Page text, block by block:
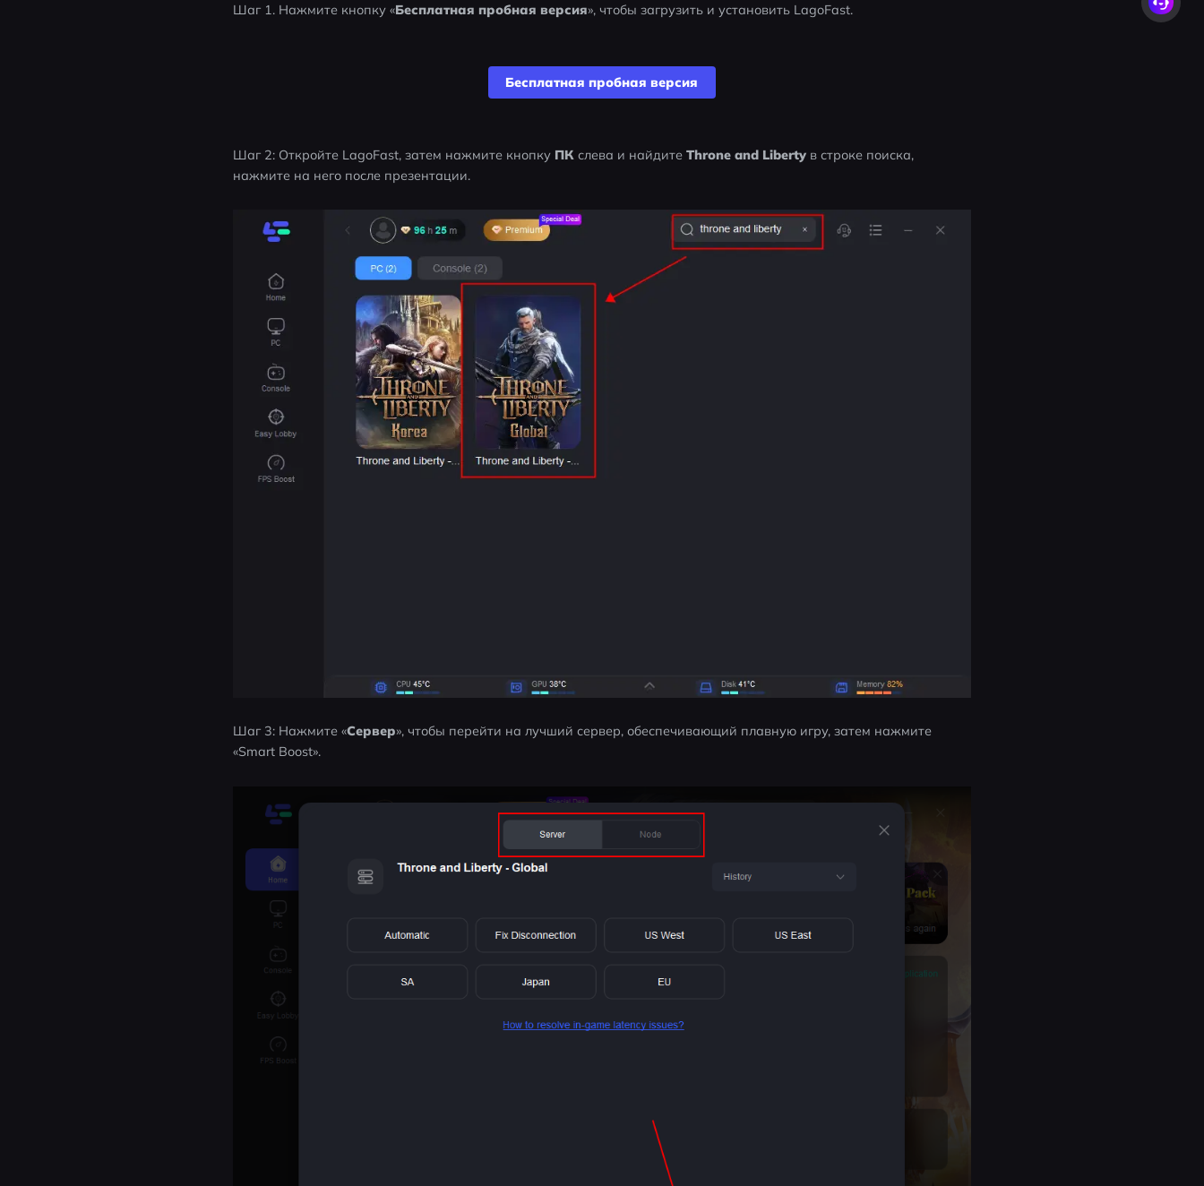
Шаг 1. Нажмите кнопку «Бесплатная пробная версия», чтобы загрузить и установить LagoFast.
Бесплатная пробная версия
Шаг 2: Откройте LagoFast, затем нажмите кнопку ПК слева и найдите Throne and Liberty в строке поиска,
нажмите на него после презентации.
Шаг 3: Нажмите «Сервер», чтобы перейти на лучший сервер, обеспечивающий плавную игру, затем нажмите
«Smart Boost».